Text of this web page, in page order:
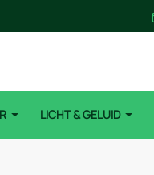
LICHT & GELUID